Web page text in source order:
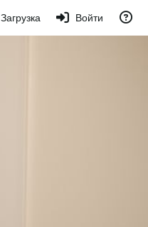
Загрузка Войти